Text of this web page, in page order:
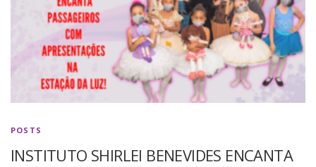
POSTS
INSTITUTO SHIRLEI BENEVIDES ENCANTA